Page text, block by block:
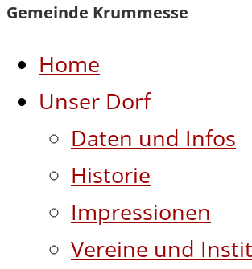
Gemeinde Krummesse
Home
Unser Dorf
Daten und Infos
Historie
Impressionen
Vereine und